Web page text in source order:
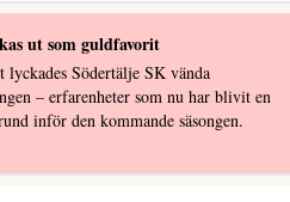
ut som guldfavorit
lyckades Södertälje SK vända
– erfarenheter som nu har blivit en
inför den kommande säsongen.